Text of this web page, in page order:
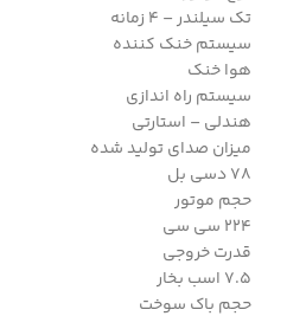
تک سیلندر – 4 زمانه
سیستم خنک کننده
هوا خنک
سیستم راه اندازی
هندلی – استارتی
میزان صدای تولید شده
۷۸ دسی بل
حجم موتور
۲۲۴ سی سی
قدرت خروجی
7.5 اسب بخار
حجم باک سوخت